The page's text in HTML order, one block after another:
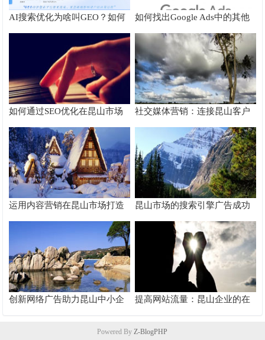
AI搜索优化为啥叫GEO？如何
在AI搜索中获得排名？
如何找出Google Ads中的其他
搜索字词
如何通过SEO优化在昆山市场
脱颖而出
社交媒体营销：连接昆山客户
的桥梁
运用内容营销在昆山市场打造
品牌影响力
昆山市场的搜索引擎广告成功
案例分析
创新网络广告助力昆山中小企
提高网站流量：昆山企业的在
Powered ByZ-BlogPHP